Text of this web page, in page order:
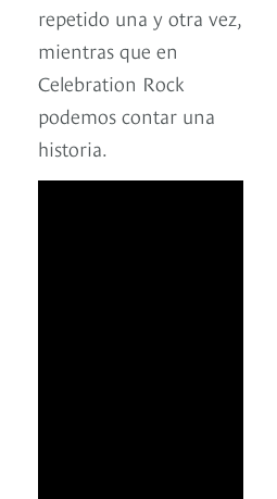
repetido una y otra vez,
mientras que en
Celebration Rock
podemos contar una
historia.